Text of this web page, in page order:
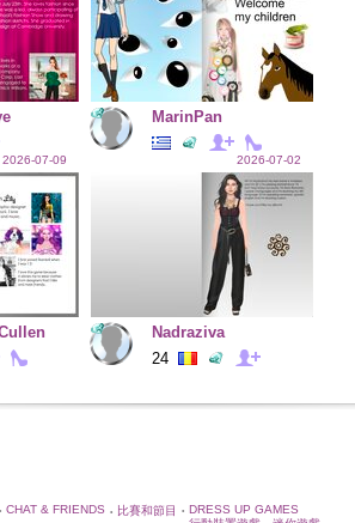
MarinPan
2026-07-09 2026-07-02
Nadraziva
24
• CHAT & FRIENDS • 比賽和節目 • DRESS UP GAMES